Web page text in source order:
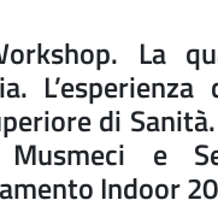
La
di
Musmeci e
Indoor